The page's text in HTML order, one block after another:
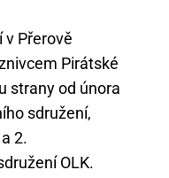
v Přerově
Pirátské
strany od února
sdružení,
2.